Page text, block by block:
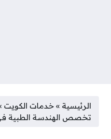
الرئيسية » خدمات الكويت
تخصص الهندسة الطبية في الكويت